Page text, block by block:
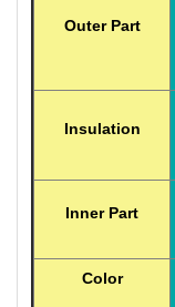
Outer Part
Insulation
Inner Part
Color